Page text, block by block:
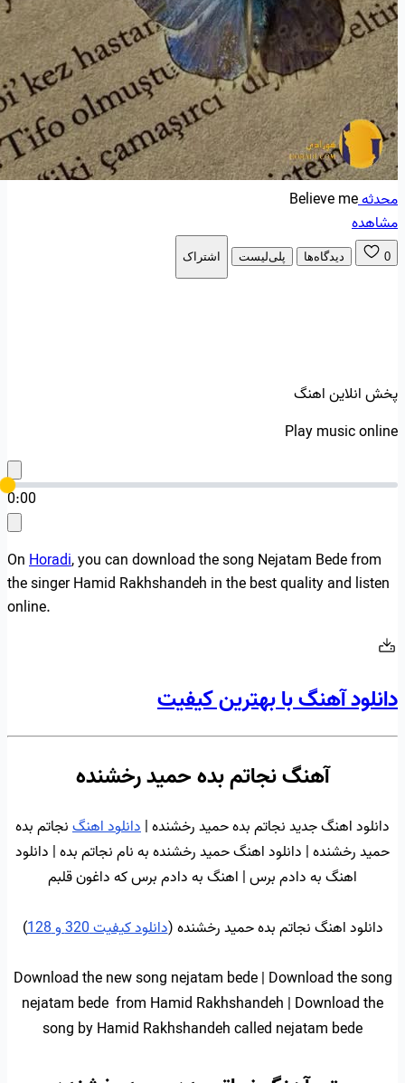
محدثهBelieve me
مشاهده
0 دیدگاه‌ها پلی‌لیست اشتراک
پخش انلاین اهنگ
Play music online
0:00
OnHoradi, you can download the song Nejatam Bede from
the singer Hamid Rakhshandeh in the best quality and listen
online.
دانلود آهنگ با بهترین کیفیت
آهنگ نجاتم بده حمید رخشنده
دانلود اهنگ جدید نجاتم بده حمید رخشنده |دانلود اهنگنجاتم بده
حمید رخشنده | دانلود اهنگ حمید رخشنده به نام نجاتم بده | دانلود
اهنگ به دادم برس | اهنگ به دادم برس که داغون قلبم
دانلود اهنگ نجاتم بده حمید رخشنده (دانلود کیفیت 320 و 128 )
Download the new song nejatam bede | Download the song
nejatam bede from Hamid Rakhshandeh | Download the
song by Hamid Rakhshandeh called nejatam bede